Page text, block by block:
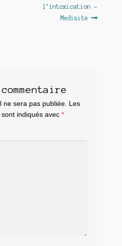
l’intoxication –
Medisite
ne sera pas publiée.
Les
indiqués avec *